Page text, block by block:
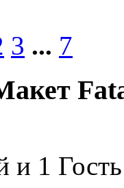
3 ... 7
и 1